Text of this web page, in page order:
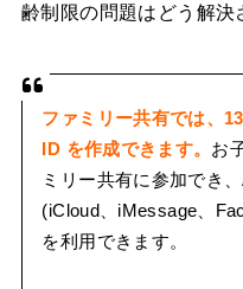
齢制限の問題はどう解
ファミリー共有では、
ID を作成できます。 お
ミリー共有に参加でき
(iCloud、iMessage、
を利用できます。